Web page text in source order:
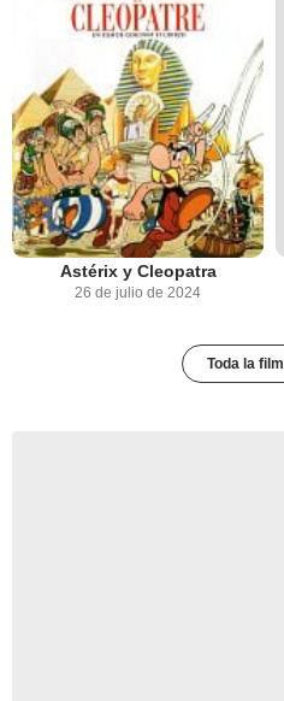
Astérix y Cleopatra
26 de julio de 2024
Toda la